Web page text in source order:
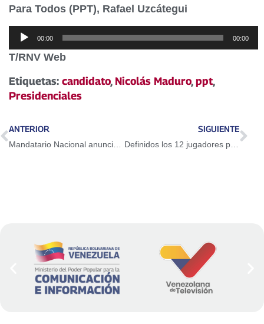
Para Todos (PPT), Rafael Uzcátegui
Reproductor
de
audio
00:00 00:00
T/RNV Web
Etiquetas: candidato, Nicolás Maduro,ppt,
Presidenciales
ANTERIOR
Mandatario Nacional anunció próximo lanzamiento del Petro Oro
SIGUIENTE
Definidos los 12 jugadores para enfrentar a Chile y Colombia